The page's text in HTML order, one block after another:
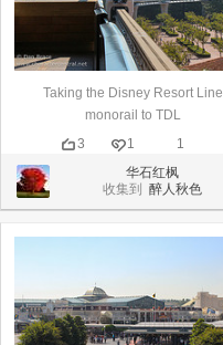
Taking the Disney Resort Line
monorail to TDL
3
1
1
华石红枫
收集到醉人秋色